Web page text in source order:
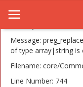
A PHP Error
Message:
of type array|string is
Filename: core/
Line Number: 744
Home